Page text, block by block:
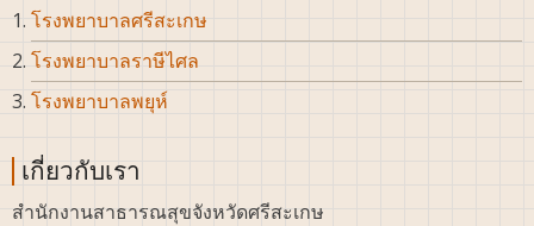
โรงพยาบาลศรีสะเกษ
โรงพยาบาลราษีไศล
โรงพยาบาลพยุห์
เกี่ยวกับเรา
สำนักงานสาธารณสุขจังหวัดศรีสะเกษ